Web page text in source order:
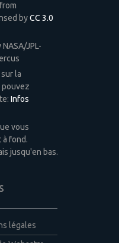
from
byCC 3.0
JPL-
la
pouvez
Infos
vous
fond.
jusqu'en bas.
légales